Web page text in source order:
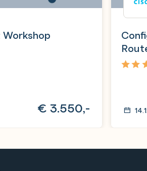
Workshop
€ 3.550,-